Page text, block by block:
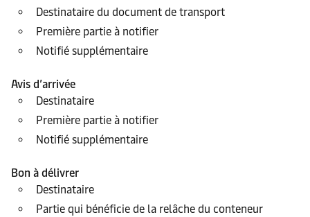
Destinataire du document de transport
Première partie à notifier
Notifié supplémentaire
Avis d’arrivée
Destinataire
Première partie à notifier
Notifié supplémentaire
Bon à délivrer
Destinataire
Partie qui bénéficie de la relâche du conteneur